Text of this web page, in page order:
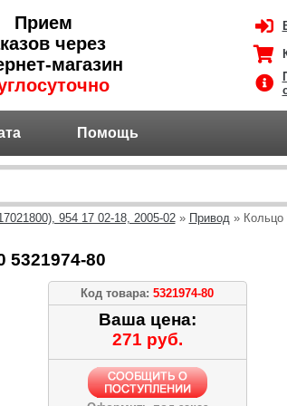
Прием
через
магазин
Помощь
954 17 02-18, 2005-02» Привод» Кольцо
5321974-80
Код товара: 5321974-80
Ваша цена:
271 руб.